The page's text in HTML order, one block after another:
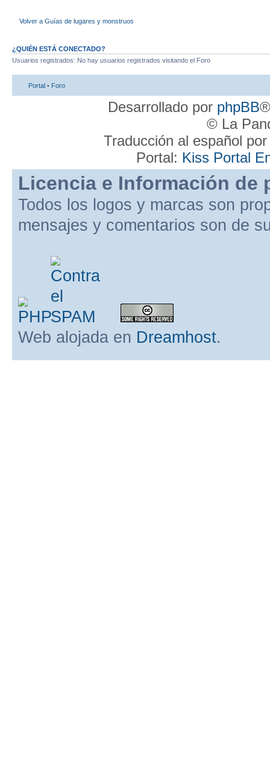
Volver a Guí­as de lugares y monstruos
¿QUIÉN ESTÁ CONECTADO?
Usuarios registrados: No hay usuarios registrados visitando el Foro
Portal • Foro
Desarrollado por phpBB
© La
Traducción al español
Portal: Kiss Portal
Licencia e Información de
Todos los logos y marcas son
mensajes y comentarios son de
Web alojada en Dreamhost.